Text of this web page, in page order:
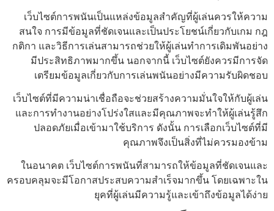
เว็บไซต์การพนันเป็นแหล่งข้อมูลสำคัญที่ผู้เล่นควรให้ความ
สนใจ การมีข้อมูลที่ชัดเจนและเป็นประโยชน์เกี่ยวกับเกม กฎ
กติกา และวิธีการเล่นสามารถช่วยให้ผู้เล่นทำการเดิมพันอย่าง
มีประสิทธิภาพมากขึ้น นอกจากนี้ เว็บไซต์ยังควรมีการจัด
เตรียมข้อมูลเกี่ยวกับการเล่นพนันอย่างมีความรับผิดชอบ
เว็บไซต์ที่มีความน่าเชื่อถือจะช่วยสร้างความมั่นใจให้กับผู้เล่น
และการทำงานอย่างโปร่งใสและมีคุณภาพจะทำให้ผู้เล่นรู้สึก
ปลอดภัยเมื่อเข้ามาใช้บริการ ดังนั้น การเลือกเว็บไซต์ที่มี
คุณภาพจึงเป็นสิ่งที่ไม่ควรมองข้าม
ในอนาคต เว็บไซต์การพนันที่สามารถให้ข้อมูลที่ชัดเจนและ
ครอบคลุมจะมีโอกาสประสบความสำเร็จมากขึ้น โดยเฉพาะใน
ยุคที่ผู้เล่นมีความรู้และเข้าถึงข้อมูลได้ง่าย